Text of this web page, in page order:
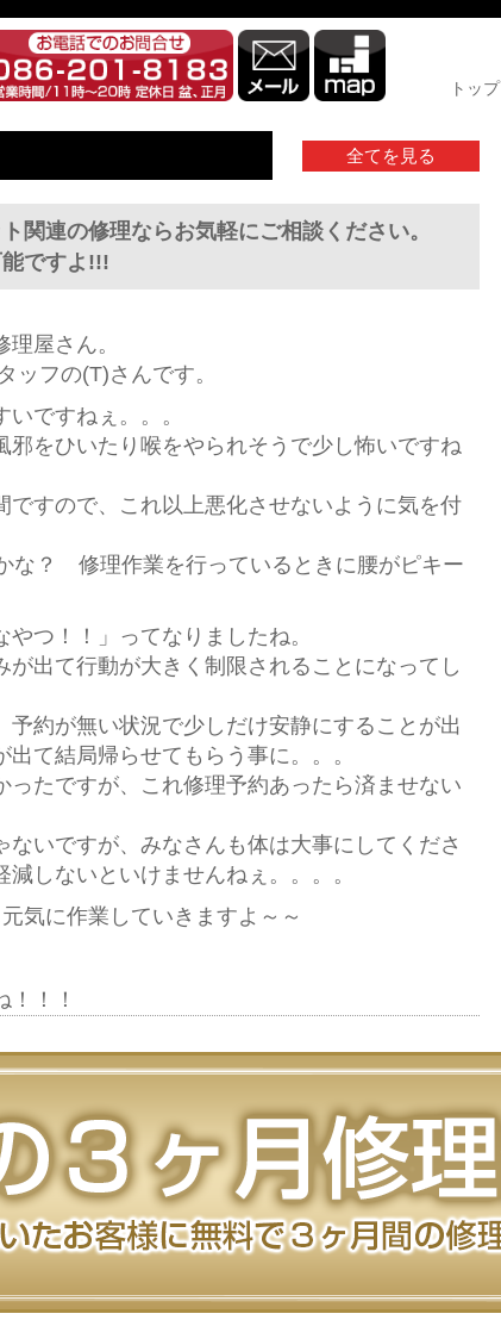
トップ
全てを見る
関連の修理ならお気軽にご相談ください。
ですよ!!!
屋さん。
ッフの(T)さんです。
ですねぇ。。。
邪をひいたり喉をやられそうで少し怖いですね
ですので、これ以上悪化させないように気を付
な？ 修理作業を行っているときに腰がピキー
つ！！」ってなりましたね。
が出て行動が大きく制限されることになってし
約が無い状況で少しだけ安静にすることが出
て結局帰らせてもらう事に。。。
ったですが、これ修理予約あったら済ませない
いですが、みなさんも体は大事にしてくださ
ないといけませんねぇ。。。。
気に作業していきますよ～～
！！